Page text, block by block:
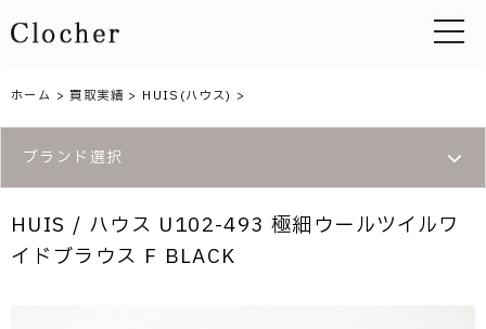
toggle
ホーム >買取実績 > HUIS(ハウス) >
ブランド選択
HUIS / ハウス U102-493 極細ウールツイルワ
イドブラウス F BLACK